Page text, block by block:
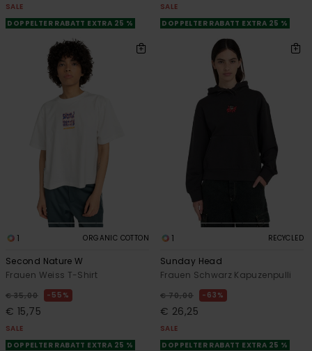
SALE
DOPPELTER RABATT EXTRA 25 %
SALE
DOPPELTER RABATT EXTRA 25 %
1 ORGANIC COTTON
Second Nature W
Frauen Weiss T-Shirt
€ 35,00 55%
€ 15,75
SALE
DOPPELTER RABATT EXTRA 25 %
1 RECYCLED
Sunday Head
Frauen Schwarz Kapuzenpulli
€ 70,00 63%
€ 26,25
SALE
DOPPELTER RABATT EXTRA 25 %